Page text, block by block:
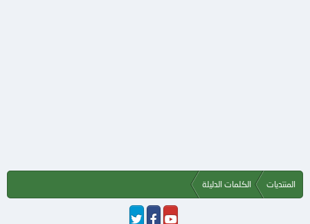
المنتديات الكلمات الدليلة